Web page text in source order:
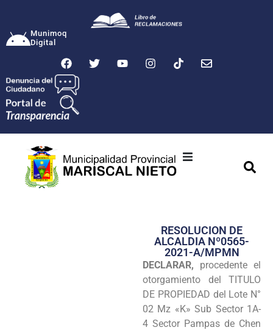
Munimoq
Digital
Transparencia
Seguridad
Programas
Intranet
RESOLUCION DE
ALCALDIA Nº0565-
2021-A/MPMN
DECLARAR, procedente el
otorgamiento del TITULO
DE PROPIEDAD del Lote N°
02 Mz «K» Sub Sector 1A-
4 Sector Pampas de Chen